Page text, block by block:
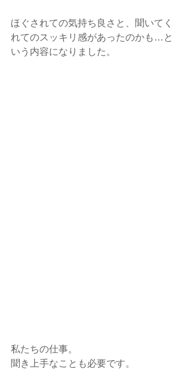
ほぐされての気持ち良さと、聞いてく
れてのスッキリ感があったのかも…と
いう内容になりました。
私たちの仕事。
聞き上手なことも必要です。